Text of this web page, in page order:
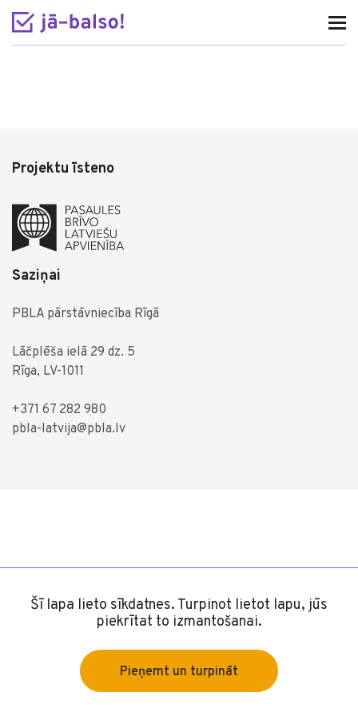
Šī lapa lieto sīkdatnes. Turpinot lietot lapu, jūs
piekrītat to izmantošanai.
Pieņemt un turpināt
Projektu īsteno
Saziņai
PBLA pārstāvniecība Rīgā
Lāčplēša ielā 29 dz. 5
Rīga, LV-1011
+371 67 282 980
pbla-latvija@pbla.lv